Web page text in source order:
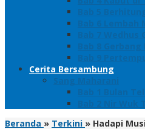
Bab 5
Bab 6 Lembah
Bab 7 Wedhus
Bab 8 Gerbang
Bab 9
Cerita Bersambung
Sang Maharani
Bab 1 Bulan
Bab 2 Nir Wuk
Beranda » Terkini » Hadapi